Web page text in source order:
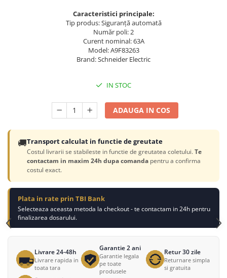
Caracteristici principale:
Tip produs: Siguranță automată
Număr poli: 2
Curent nominal: 63A
Model: A9F83263
Brand: Schneider Electric
IN STOC
ADAUGA IN COS
🚚Transport calculat in functie de greutate
Costul livrarii se stabileste in functie de greutatea coletului.Te
contactam in maxim 24h dupa comanda pentru a confirma
costul exact.
Plata in rate prin TBI Bank
Selecteaza aceasta metoda la checkout - te contactam in 24h pentru
finalizarea dosarului.
Livrare 24-48h
Livrare rapida in
toata tara
Garantie 2 ani
Garantie legala
pe toate
produsele
Retur 30 zile
Returnare simpla
si gratuita